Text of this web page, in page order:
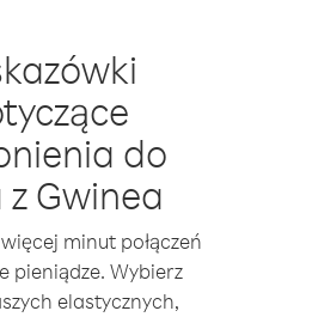
do
z Gwinea
minut połączeń
pieniądze. Wybierz
elastycznych,